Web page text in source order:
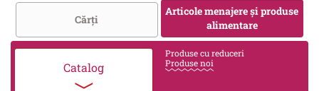
Cărţi
Articole menajere și produse
alimentare
Catalog
Produse cu reduceri
Produse noi